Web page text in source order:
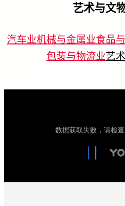
艺术与文
汽车业机械与金属业食品
包装与物流业艺